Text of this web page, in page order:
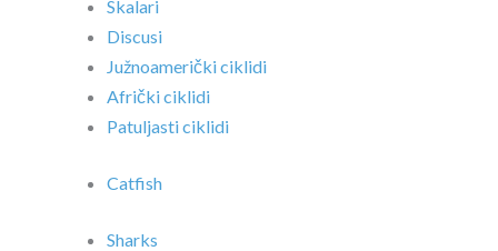
Skalari
Discusi
Južnoamerički ciklidi
Afrički ciklidi
Patuljasti ciklidi
Catfish
Sharks